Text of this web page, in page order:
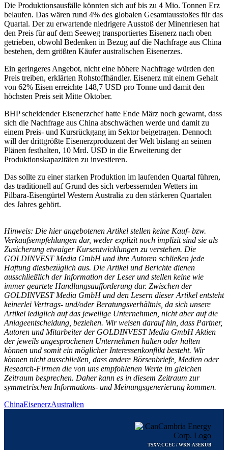
Die Produktionsausfälle könnten sich auf bis zu 4 Mio. Tonnen Erz
belaufen. Das wären rund 4% des globalen Gesamtausstoßes für das
Quartal. Der zu erwartende niedrigere Ausstoß der Minenriesen hat
den Preis für auf dem Seeweg transportiertes Eisenerz nach oben
getrieben, obwohl Bedenken in Bezug auf die Nachfrage aus China
bestehen, dem größten Käufer australischen Eisenerzes.
Ein geringeres Angebot, nicht eine höhere Nachfrage würden den
Preis treiben, erklärten Rohstoffhändler. Eisenerz mit einem Gehalt
von 62% Eisen erreichte 148,7 USD pro Tonne und damit den
höchsten Preis seit Mitte Oktober.
BHP scheidender Eisenerzchef hatte Ende März noch gewarnt, dass
sich die Nachfrage aus China abschwächen werde und damit zu
einem Preis- und Kursrückgang im Sektor beigetragen. Dennoch
will der drittgrößte Eisenerzproduzent der Welt bislang an seinen
Plänen festhalten, 10 Mrd. USD in die Erweiterung der
Produktionskapazitäten zu investieren.
Das sollte zu einer starken Produktion im laufenden Quartal führen,
das traditionell auf Grund des sich verbessernden Wetters im
Pilbara-Eisengürtel Western Australia zu den stärkeren Quartalen
des Jahres gehört.
Hinweis: Die hier angebotenen Artikel stellen keine Kauf- bzw.
Verkaufsempfehlungen dar, weder explizit noch implizit sind sie als
Zusicherung etwaiger Kursentwicklungen zu verstehen. Die
GOLDINVEST Media GmbH und ihre Autoren schließen jede
Haftung diesbezüglich aus. Die Artikel und Berichte dienen
ausschließlich der Information der Leser und stellen keine wie
immer geartete Handlungsaufforderung dar. Zwischen der
GOLDINVEST Media GmbH und den Lesern dieser Artikel entsteht
keinerlei Vertrags- und/oder Beratungsverhältnis, da sich unsere
Artikel lediglich auf das jeweilige Unternehmen, nicht aber auf die
Anlageentscheidung, beziehen. Wir weisen darauf hin, dass Partner,
Autoren und Mitarbeiter der GOLDINVEST Media GmbH Aktien
der jeweils angesprochenen Unternehmen halten oder halten
können und somit ein möglicher Interessenkonflikt besteht. Wir
können nicht ausschließen, dass andere Börsenbriefe, Medien oder
Research-Firmen die von uns empfohlenen Werte im gleichen
Zeitraum besprechen. Daher kann es in diesem Zeitraum zur
symmetrischen Informations- und Meinungsgenerierung kommen.
ChinaEisenerzAustralien
TSXV:CCEC / WKN:A3EKUB